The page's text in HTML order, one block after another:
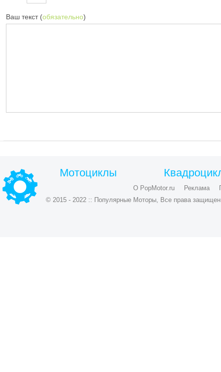
Ваш текст (обязательно)
Мотоциклы
О PopMotor.ru Реклама
© 2015 - 2022 :: Популярные Моторы, Все права